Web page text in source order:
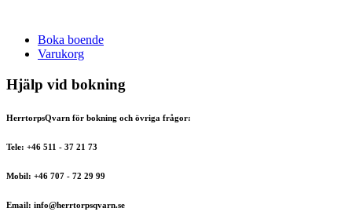
Boka boende
Varukorg
Hjälp vid bokning
HerrtorpsQvarn för bokning och övriga frågor:
Tele: +46 511 - 37 21 73
Mobil: +46 707 - 72 29 99
Email: info@herrtorpsqvarn.se